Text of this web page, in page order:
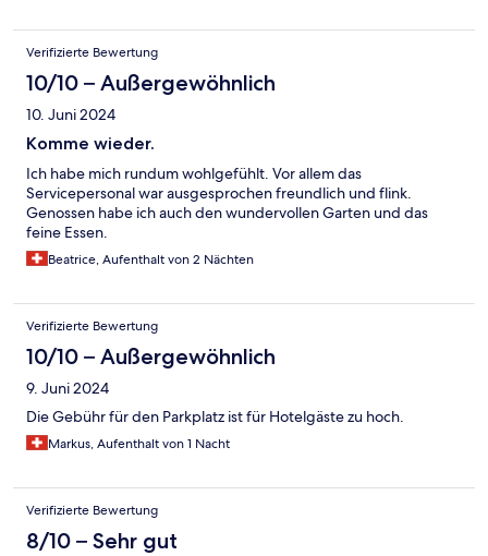
Verifizierte Bewertung
10/10 – Außergewöhnlich
10. Juni 2024
Komme wieder.
Ich habe mich rundum wohlgefühlt. Vor allem das
Servicepersonal war ausgesprochen freundlich und flink.
Genossen habe ich auch den wundervollen Garten und das
feine Essen.
Beatrice, Aufenthalt von 2 Nächten
Verifizierte Bewertung
10/10 – Außergewöhnlich
9. Juni 2024
Die Gebühr für den Parkplatz ist für Hotelgäste zu hoch.
Markus, Aufenthalt von 1 Nacht
Verifizierte Bewertung
8/10 – Sehr gut